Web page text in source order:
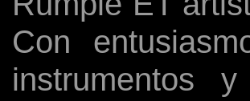
Con
instrumentos